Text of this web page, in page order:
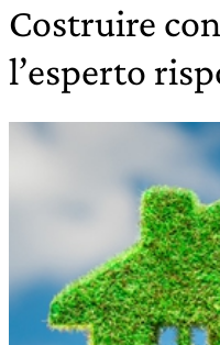
Costruire
l’esperto